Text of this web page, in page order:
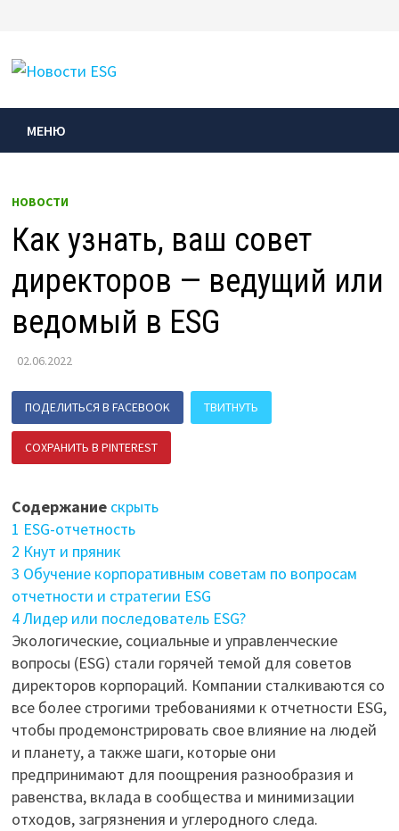
содержимому
МЕНЮ
НОВОСТИ
Как узнать, ваш совет
директоров — ведущий или
ведомый в ESG
02.06.2022
ПОДЕЛИТЬСЯ В FACEBOOK ТВИТНУТЬ
СОХРАНИТЬ В PINTEREST
Содержание скрыть
1 ESG-отчетность
2 Кнут и пряник
3 Обучение корпоративным советам по вопросам
отчетности и стратегии ESG
4Лидер или последователь ESG?
Экологические, социальные и управленческие
вопросы (ESG) стали горячей темой для советов
директоров корпораций. Компании сталкиваются со
все более строгими требованиями к отчетности ESG,
чтобы продемонстрировать свое влияние на людей
и планету, а также шаги, которые они
предпринимают для поощрения разнообразия и
равенства, вклада в сообщества и минимизации
отходов, загрязнения и углеродного следа.